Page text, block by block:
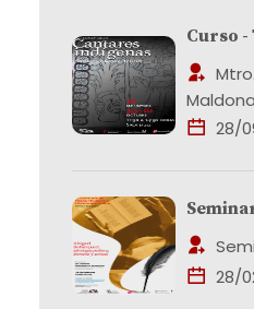
Curso
28/
28/